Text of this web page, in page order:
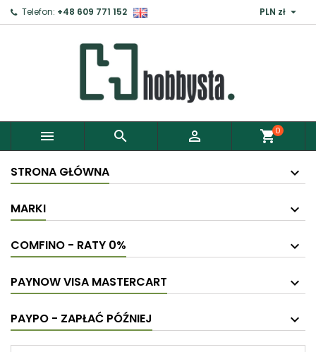
Telefon: +48 609 771 152 PLN zł 
   shopping_cart0
STRONA GŁÓWNA
MARKI
COMFINO - RATY 0%
PAYNOW VISA MASTERCART
PAYPO - ZAPŁAĆ PÓŹNIEJ